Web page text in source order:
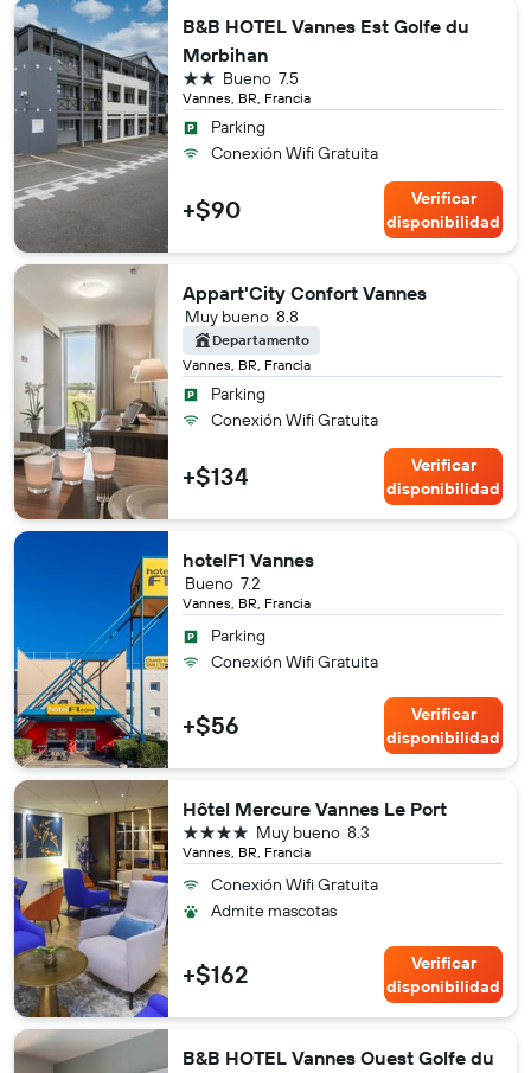
B&B HOTEL Vannes Est Golfe du
Morbihan
Vannes, BR, Francia
7.5
Bueno
2 estrellas
Parking
Conexión Wifi Gratuita
+$90
Verificar
disponibilidad
Appart'City Confort Vannes
Vannes, BR, Francia
8.8
Muy bueno
Departamento
Parking
Conexión Wifi Gratuita
+$134
Verificar
disponibilidad
hotelF1 Vannes
Vannes, BR, Francia
7.2
Bueno
Parking
Conexión Wifi Gratuita
+$56
Verificar
disponibilidad
Hôtel Mercure Vannes Le Port
Vannes, BR, Francia
8.3
Muy bueno
4 estrellas
Conexión Wifi Gratuita
Admite mascotas
+$162
Verificar
disponibilidad
B&B HOTEL Vannes Ouest Golfe du